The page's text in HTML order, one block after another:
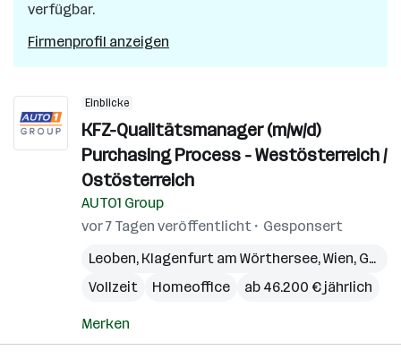
verfügbar.
Firmenprofil anzeigen
Einblicke
KFZ-Qualitätsmanager (m/w/d)
Purchasing Process - Westösterreich /
Ostösterreich
AUTO1 Group
vor 7 Tagen veröffentlicht
Gesponsert
Leoben, Klagenfurt am Wörthersee,Wien, Graz
Vollzeit
Homeoffice ab 46.200 € jährlich
Merken